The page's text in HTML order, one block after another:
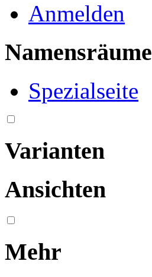
Anmelden
Namensräume
Spezialseite
Varianten
Ansichten
Mehr